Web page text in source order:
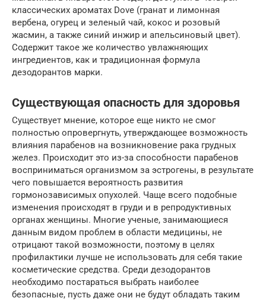
классических ароматах Dove (гранат и лимонная
вербена, огурец и зеленый чай, кокос и розовый
жасмин, а также синий инжир и апельсиновый цвет).
Содержит такое же количество увлажняющих
ингредиентов, как и традиционная формула
дезодорантов марки.
Существующая опасность для здоровья
Существует мнение, которое еще никто не смог
полностью опровергнуть, утверждающее возможность
влияния парабенов на возникновение рака грудных
желез. Происходит это из-за способности парабенов
восприниматься организмом за эстрогены, в результате
чего повышается вероятность развития
гормонозависимых опухолей. Чаще всего подобные
изменения происходят в груди и в репродуктивных
органах женщины. Многие ученые, занимающиеся
данным видом проблем в области медицины, не
отрицают такой возможности, поэтому в целях
профилактики лучше не использовать для себя такие
косметические средства. Среди дезодорантов
необходимо постараться выбрать наиболее
безопасные, пусть даже они не будут обладать таким